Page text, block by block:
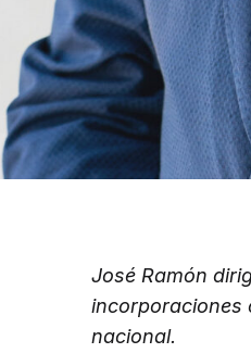
José Ramón
incorporaciones
nacional.